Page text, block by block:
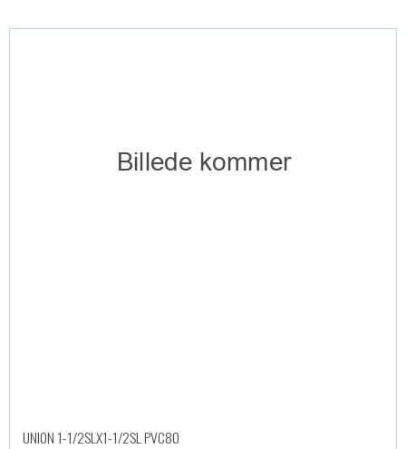
UNION 1-1/2SLX1-1/2SL PVC80